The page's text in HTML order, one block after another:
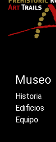
Museo
Historia
Edificios
Equipo